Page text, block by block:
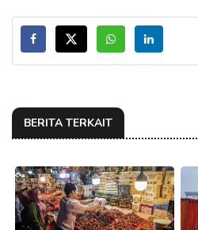
BERITA TERKAIT